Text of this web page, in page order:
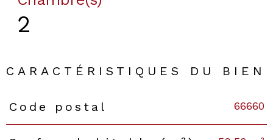
2
CARACTÉRISTIQUES DU BIEN
Caractéristiques Valeurs
Code postal 66660